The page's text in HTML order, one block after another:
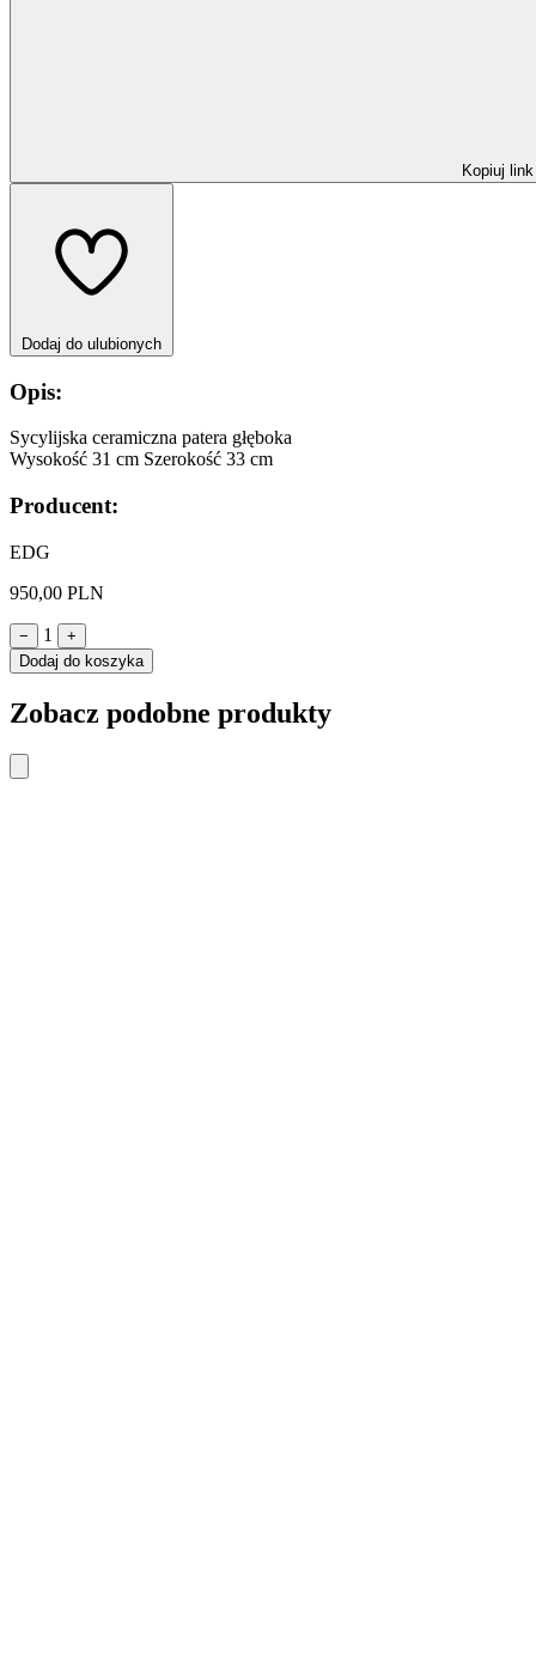
Kopiuj link
Dodaj do ulubionych
Opis:
Sycylijska ceramiczna patera głęboka
Wysokość 31 cm Szerokość 33 cm
Producent:
EDG
950,00 PLN
− 1
+
Dodaj do koszyka
Zobacz podobne produkty